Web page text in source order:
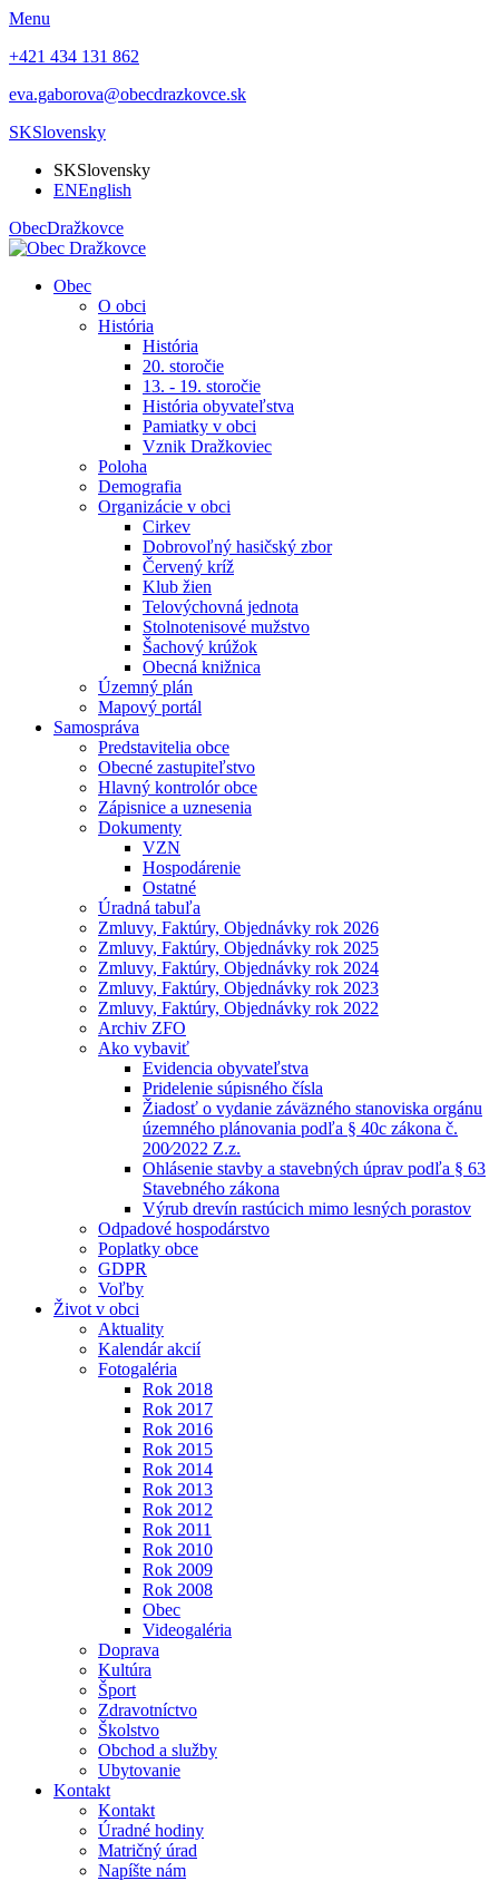
Menu
+421 434 131 862
eva.gaborova@obecdrazkovce.sk
SKSlovensky
SKSlovensky
ENEnglish
ObecDražkovce
Obec
O obci
História
História
20. storočie
13. - 19. storočie
História obyvateľstva
Pamiatky v obci
Vznik Dražkoviec
Poloha
Demografia
Organizácie v obci
Cirkev
Dobrovoľný hasičský zbor
Červený kríž
Klub žien
Telovýchovná jednota
Stolnotenisové mužstvo
Šachový krúžok
Obecná knižnica
Územný plán
Mapový portál
Samospráva
Predstavitelia obce
Obecné zastupiteľstvo
Hlavný kontrolór obce
Zápisnice a uznesenia
Dokumenty
VZN
Hospodárenie
Ostatné
Úradná tabuľa
Zmluvy, Faktúry, Objednávky rok 2026
Zmluvy, Faktúry, Objednávky rok 2025
Zmluvy, Faktúry, Objednávky rok 2024
Zmluvy, Faktúry, Objednávky rok 2023
Zmluvy, Faktúry, Objednávky rok 2022
Archiv ZFO
Ako vybaviť
Evidencia obyvateľstva
Pridelenie súpisného čísla
Žiadosť o vydanie záväzného stanoviska orgánu
územného plánovania podľa § 40c zákona č.
200⁄2022 Z.z.
Ohlásenie stavby a stavebných úprav podľa § 63
Stavebného zákona
Výrub drevín rastúcich mimo lesných porastov
Odpadové hospodárstvo
Poplatky obce
GDPR
Voľby
Život v obci
Aktuality
Kalendár akcií
Fotogaléria
Rok 2018
Rok 2017
Rok 2016
Rok 2015
Rok 2014
Rok 2013
Rok 2012
Rok 2011
Rok 2010
Rok 2009
Rok 2008
Obec
Videogaléria
Doprava
Kultúra
Šport
Zdravotníctvo
Školstvo
Obchod a služby
Ubytovanie
Kontakt
Kontakt
Úradné hodiny
Matričný úrad
Napíšte nám